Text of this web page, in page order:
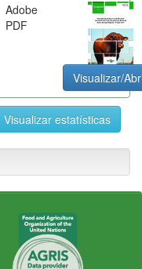
Adobe
PDF
Visualizar/
Visualizar estatísticas